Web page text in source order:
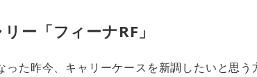
ー「フィーナRF」
った昨今、キャリーケースを新調したいと思